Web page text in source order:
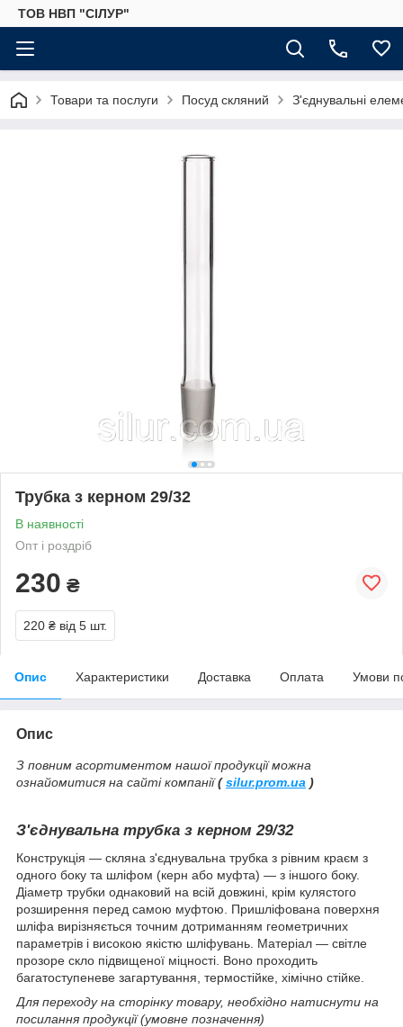
ТОВ НВП "СІЛУР"
Товари та послуги Посуд скляний З'єднувальні
Трубка з керном 29/32
В наявності
Опт і роздріб
230 ₴
220 ₴ від 5 шт.
Опис Характеристики Доставка Оплата Умови
Опис
З повним асортиментом нашої продукції можна
ознайомитися на сайті компанії(silur.prom.ua )
З'єднувальна трубка з керном 29/32
Конструкція — скляна з'єднувальна трубка з рівним краєм з
одного боку та шліфом (керн або муфта) — з іншого боку.
Діаметр трубки однаковий на всій довжині, крім кулястого
розширення перед самою муфтою. Пришліфована поверхня
шліфа вирізняється точним дотриманням геометричних
параметрів і високою якістю шліфувань. Матеріал — світле
прозоре скло підвищеної міцності. Воно проходить
багатоступеневе загартування, термостійке, хімічно стійке.
Для переходу на сторінку товару, необхідно натиснути на
посилання продукції (умовне позначення)